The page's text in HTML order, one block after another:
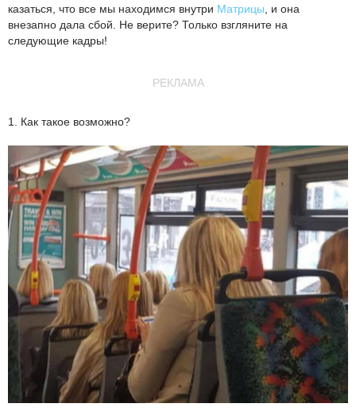
казаться, что все мы находимся внутри Матрицы , и она
внезапно дала сбой. Не верите? Только взгляните на
следующие кадры!
РЕКЛАМА
1. Как такое возможно?